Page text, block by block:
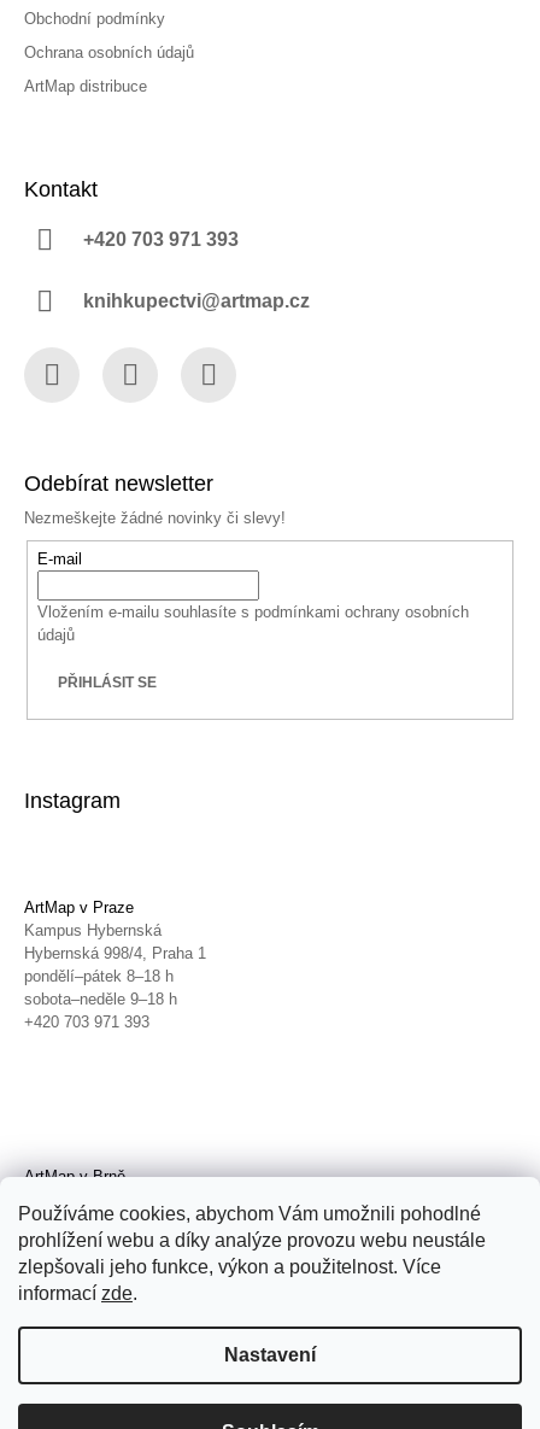
Používáme cookies, abychom Vám umožnili pohodlné
prohlížení webu a díky analýze provozu webu neustále
zlepšovali jeho funkce, výkon a použitelnost. Více
informací zde.
Nastavení
Obchodní podmínky
Ochrana osobních údajů
ArtMap distribuce
Kontakt
+420 703 971 393
knihkupectvi@artmap.cz
Odebírat newsletter
Nezmeškejte žádné novinky či slevy!
E-mail
Vložením e-mailu souhlasíte s podmínkami ochrany osobních
údajů
PŘIHLÁSIT SE
Instagram
ArtMap v Praze
Kampus Hybernská
Hybernská 998/4, Praha 1
pondělí–pátek 8–18 h
sobota–neděle 9–18 h
+420 703 971 393
ArtMap v Brně
Radnická 4, Brno
úterý–pátek 11–19 h
sobota 14–19 h
+420 702 152 298